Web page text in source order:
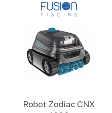
Robot Zodiac CNX